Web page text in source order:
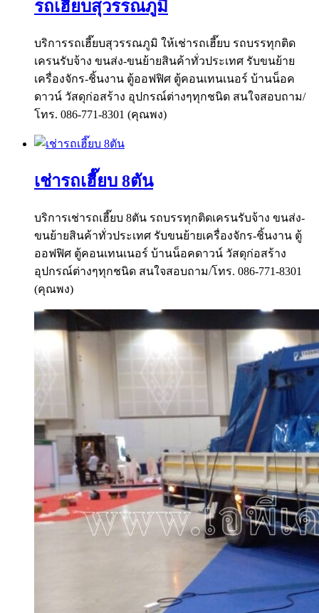
รถเฮี๊ยบสุวรรณภูมิ
บริการรถเฮี๊ยบสุวรรณภูมิ ให้เช่ารถเฮี๊ยบ รถบรรทุกติด
เครนรับจ้าง ขนส่ง-ขนย้ายสินค้าทั่วประเทศ รับขนย้าย
เครื่องจักร-ชิ้นงาน ตู้ออฟฟิศ ตู้คอนเทนเนอร์ บ้านน็อค
ดาวน์ วัสดุก่อสร้าง อุปกรณ์ต่างๆทุกชนิด สนใจสอบถาม/
โทร. 086-771-8301 (คุณพง)
เช่ารถเฮี๊ยบ 8ตัน
บริการเช่ารถเฮี๊ยบ 8ตัน รถบรรทุกติดเครนรับจ้าง ขนส่ง-
ขนย้ายสินค้าทั่วประเทศ รับขนย้ายเครื่องจักร-ชิ้นงาน ตู้
ออฟฟิศ ตู้คอนเทนเนอร์ บ้านน็อคดาวน์ วัสดุก่อสร้าง
อุปกรณ์ต่างๆทุกชนิด สนใจสอบถาม/โทร. 086-771-8301
(คุณพง)